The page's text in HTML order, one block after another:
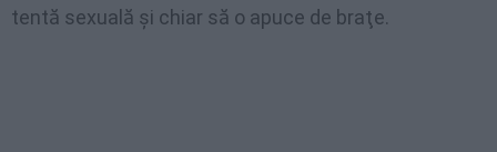
tentă sexuală şi chiar să o apuce de braţe.